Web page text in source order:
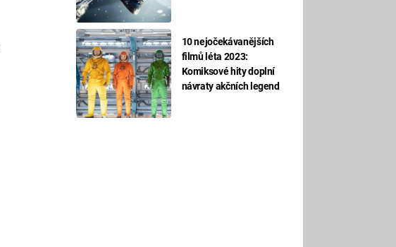
10 nejočekávanějších
filmů léta 2023:
Komiksové hity doplní
návraty akčních legend